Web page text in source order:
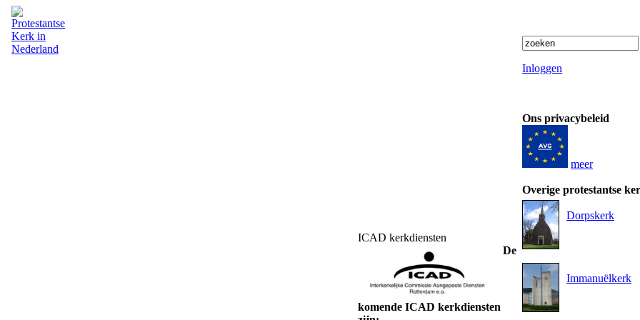
ICAD kerkdiensten
De
komende ICAD kerkdiensten
Inloggen
Ons privacybeleid
meer
Overige protestantse
Dorpskerk
Immanuëlkerk